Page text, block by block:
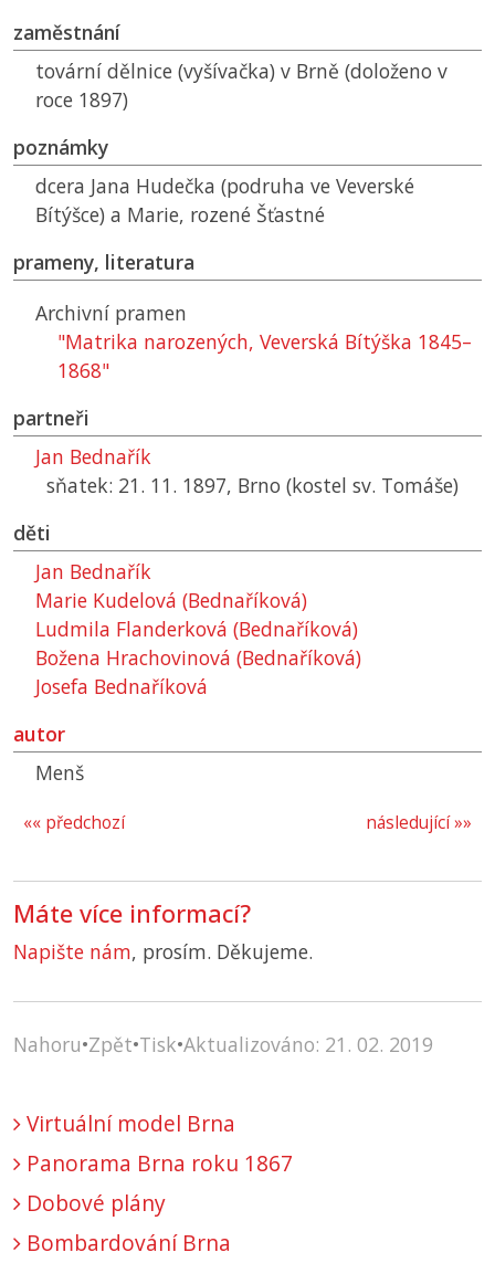
zaměstnání
tovární dělnice (vyšívačka) v Brně (doloženo v
roce 1897)
poznámky
dcera Jana Hudečka (podruha ve Veverské
Bítýšce) a Marie, rozené Šťastné
prameny, literatura
Archivní pramen
"Matrika narozených, Veverská Bítýška 1845–
1868"
partneři
Jan Bednařík
sňatek: 21. 11. 1897, Brno (kostel sv. Tomáše)
děti
Jan Bednařík
Marie Kudelová (Bednaříková)
Ludmila Flanderková (Bednaříková)
Božena Hrachovinová (Bednaříková)
Josefa Bednaříková
autor
Menš
následující »»
«« předchozí
Máte více informací?
Napište nám, prosím. Děkujeme.
Nahoru•Zpět•Tisk•Aktualizováno: 21. 02. 2019
Virtuální model Brna
Panorama Brna roku 1867
Dobové plány
Bombardování Brna